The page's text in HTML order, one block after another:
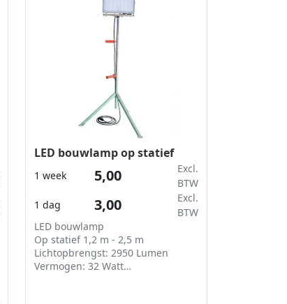
LED bouwlamp op statief
1 dag 3,00
Excl.
BTW
1 week 5,00
Excl.
BTW
LED bouwlamp
Op statief 1,2 m - 2,5 m
Lichtopbrengst: 2950 Lumen
Vermogen: 32 Watt